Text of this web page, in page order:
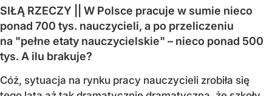
SIŁĄ RZECZY || W Polsce pracuje w sumie nieco
ponad 700 tys. nauczycieli, a po przeliczeniu
na "pełne etaty nauczycielskie" – nieco ponad 500
tys. A ilu brakuje?
Cóż, sytuacja na rynku pracy nauczycieli zrobiła się